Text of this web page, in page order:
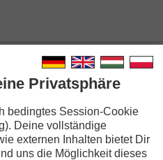
X8
Privatsphäre
bedingtes Session-Cookie
Deine vollständige
externen Inhalten bietet Dir
uns die Möglichkeit dieses